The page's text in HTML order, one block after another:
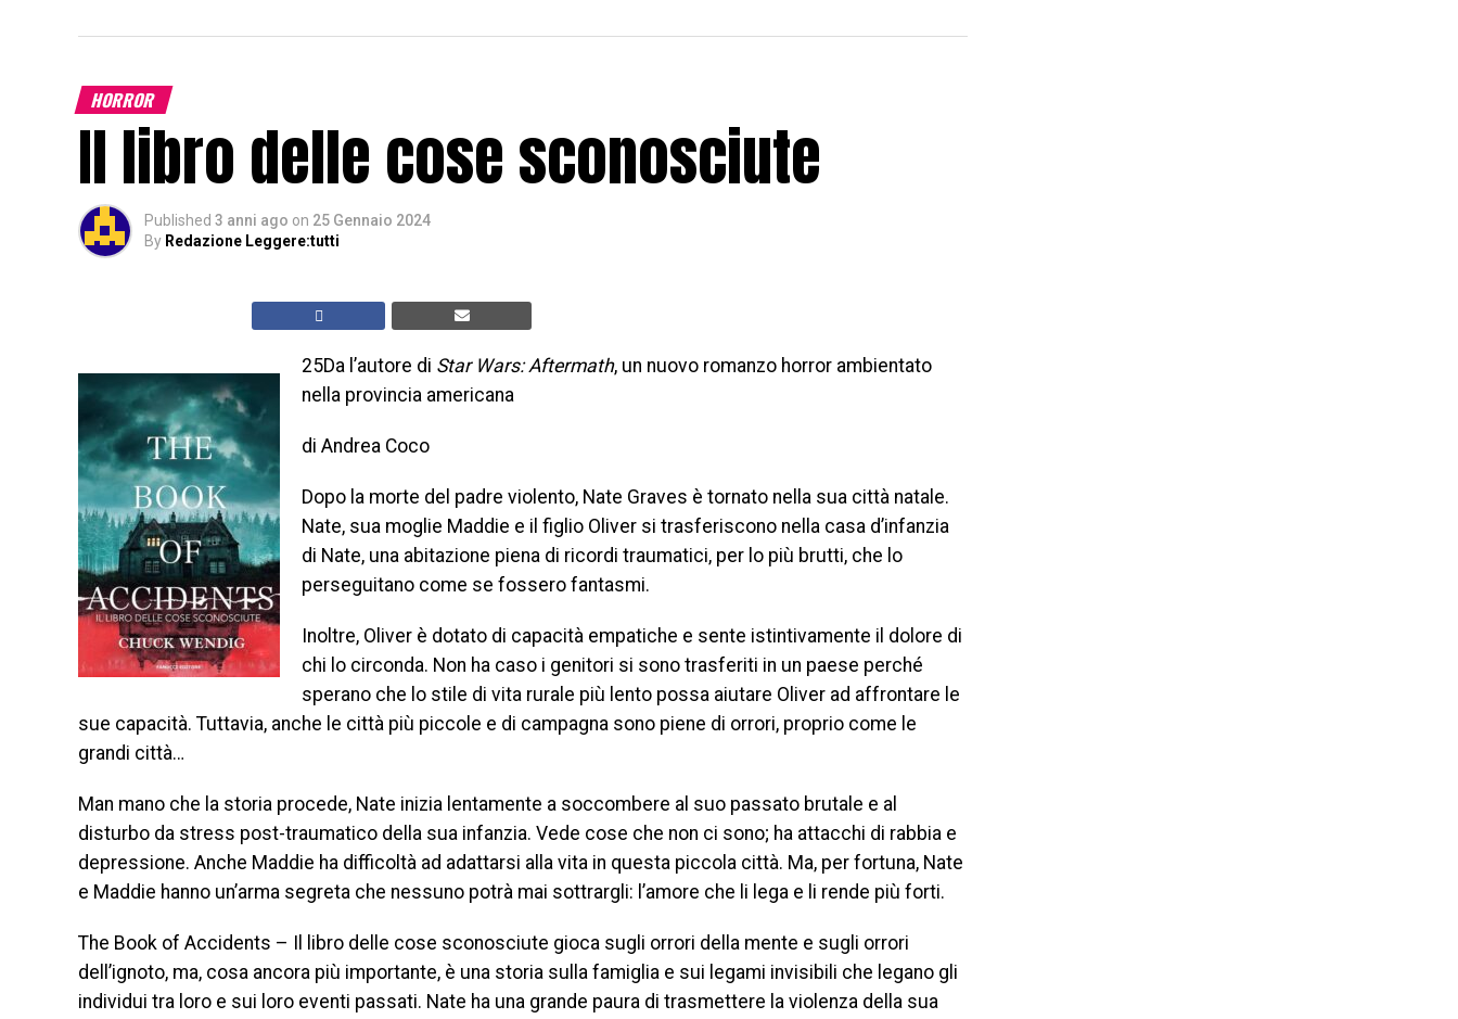
HORROR
Il libro delle cose sconosciute
Published 3 anni ago on 25 Gennaio 2024
By Redazione Leggere:tutti
25Da l’autore di Star Wars: Aftermath, un nuovo romanzo horror ambientato
nella provincia americana
di Andrea Coco
Dopo la morte del padre violento, Nate Graves è tornato nella sua città natale.
Nate, sua moglie Maddie e il figlio Oliver si trasferiscono nella casa d’infanzia
di Nate, una abitazione piena di ricordi traumatici, per lo più brutti, che lo
perseguitano come se fossero fantasmi.
Inoltre, Oliver è dotato di capacità empatiche e sente istintivamente il dolore di
chi lo circonda. Non ha caso i genitori si sono trasferiti in un paese perché
sperano che lo stile di vita rurale più lento possa aiutare Oliver ad affrontare le
sue capacità. Tuttavia, anche le città più piccole e di campagna sono piene di orrori, proprio come le
grandi città…
Man mano che la storia procede, Nate inizia lentamente a soccombere al suo passato brutale e al
disturbo da stress post-traumatico della sua infanzia. Vede cose che non ci sono; ha attacchi di rabbia e
depressione. Anche Maddie ha difficoltà ad adattarsi alla vita in questa piccola città. Ma, per fortuna, Nate
e Maddie hanno un’arma segreta che nessuno potrà mai sottrargli: l’amore che li lega e li rende più forti.
The Book of Accidents – Il libro delle cose sconosciute gioca sugli orrori della mente e sugli orrori
dell’ignoto, ma, cosa ancora più importante, è una storia sulla famiglia e sui legami invisibili che legano gli
individui tra loro e sui loro eventi passati. Nate ha una grande paura di trasmettere la violenza della sua